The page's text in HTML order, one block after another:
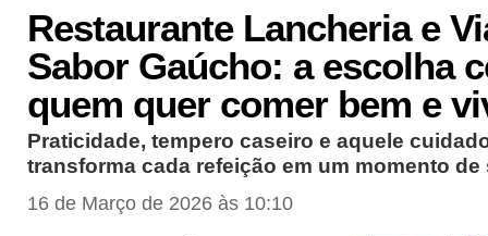
Restaurante Lancheria e
Sabor Gaúcho: a escolha
quem quer comer bem e
Praticidade, tempero caseiro e aquele
transforma cada refeição em um momento de
16 de Março de 2026 às 10:10